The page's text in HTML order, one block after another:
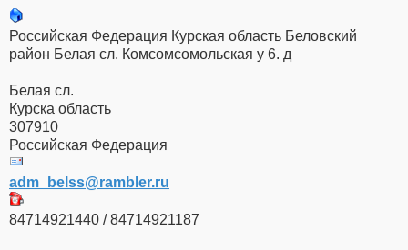
Российская Федерация Курская область Беловский
район Белая сл. Комсомсомольская у 6. д
Белая сл.
Курска область
307910
Российская Федерация
adm_belss​@​rambler.ru
84714921440 / 84714921187